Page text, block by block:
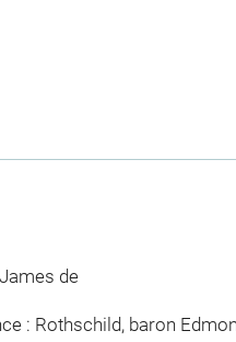
de
: Rothschild, baron